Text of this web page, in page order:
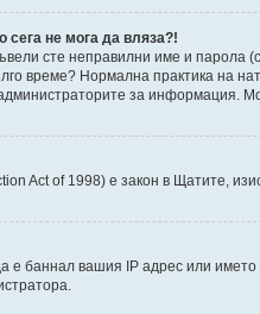
сега не мога да вляза?!
сте неправилни име и парола
време? Нормална практика на
за информация.
Act of 1998) е закон в Щатите,
баннал вашия IP адрес или името